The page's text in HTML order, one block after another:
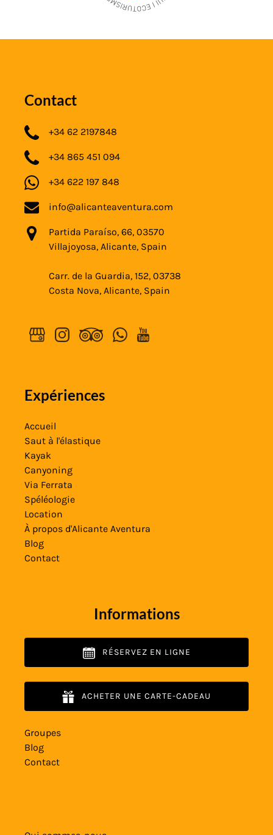
Contact
+34 62 2197848
+34 865 451 094
+34 622 197 848
info@alicanteaventura.com
Partida Paraíso, 66, 03570
Villajoyosa, Alicante, Spain
Carr. de la Guardia, 152, 03738
Costa Nova, Alicante, Spain
Expériences
Accueil
Saut à l'élastique
Kayak
Canyoning
Via Ferrata
Spéléologie
Location
À propos d'Alicante Aventura
Blog
Contact
Informations
RÉSERVEZ EN LIGNE
ACHETER UNE CARTE-CADEAU
Groupes
Blog
Contact